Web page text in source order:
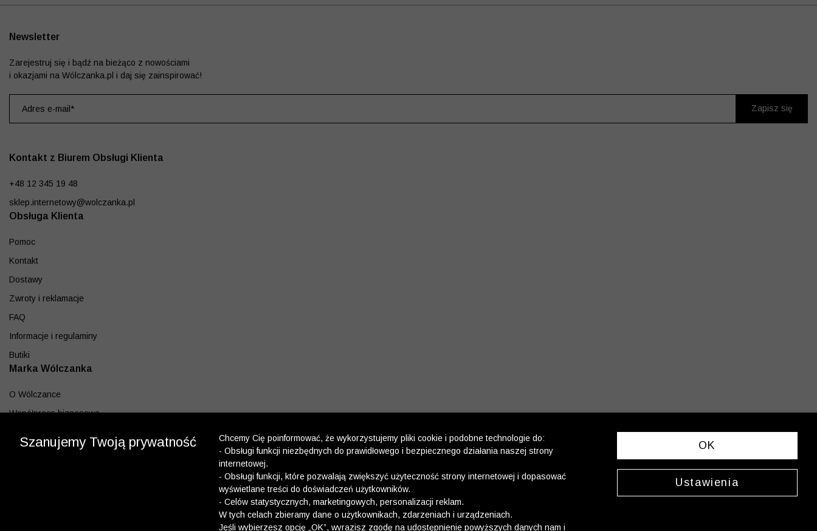
Kontakt z Biurem Obsługi Klienta
+48 12 345 19 48
sklep.internetowy@wolczanka.pl
Obsługa Klienta
Pomoc
Kontakt
Dostawy
Zwroty i reklamacje
FAQ
Informacje i regulaminy
Butiki
Marka Wólczanka
O Wólczance
Współpraca biznesowa
Program lojalnościowy
Newsletter
Zarejestruj się i bądź na bieżąco z nowościami
i okazjami na Wólczanka.pl i daj się zainspirować!
Szanujemy Twoją prywatność
Chcemy Cię poinformować, że wykorzystujemy pliki cookie i podobne technologie do:
- Obsługi funkcji niezbędnych do prawidłowego i bezpiecznego działania naszej strony
internetowej.
- Obsługi funkcji, które pozwalają zwiększyć użyteczność strony internetowej i dopasować
wyświetlane treści do doświadczeń użytkowników.
- Celów statystycznych, marketingowych, personalizacji reklam.
W tych celach zbieramy dane o użytkownikach, zdarzeniach i urządzeniach.
Jeśli wybierzesz opcję „OK”, wyrazisz zgodę na udostępnienie powyższych danych nam i
OK
Ustawienia